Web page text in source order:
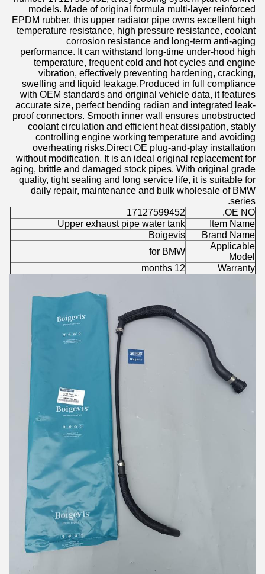
models. Made of original formula multi-layer reinforced
EPDM rubber, this upper radiator pipe owns excellent high
temperature resistance, high pressure resistance, coolant
corrosion resistance and long-term anti-aging
performance. It can withstand long-time under-hood high
temperature, frequent cold and hot cycles and engine
vibration, effectively preventing hardening, cracking,
swelling and liquid leakage.Produced in full compliance
with OEM standards and original vehicle data, it features
accurate size, perfect bending radian and integrated leak-
proof connectors. Smooth inner wall ensures unobstructed
coolant circulation and efficient heat dissipation, stably
controlling engine working temperature and avoiding
overheating risks.Direct OE plug-and-play installation
without modification. It is an ideal original replacement for
aging, brittle and damaged stock pipes. With original grade
quality, tight sealing and long service life, it is suitable for
daily repair, maintenance and bulk wholesale of BMW
series.
OE NO.
17127599452
Item Name
Upper exhaust pipe water tank
Brand Name
Boigevis
Applicable
Model
for BMW
Warranty
12 months